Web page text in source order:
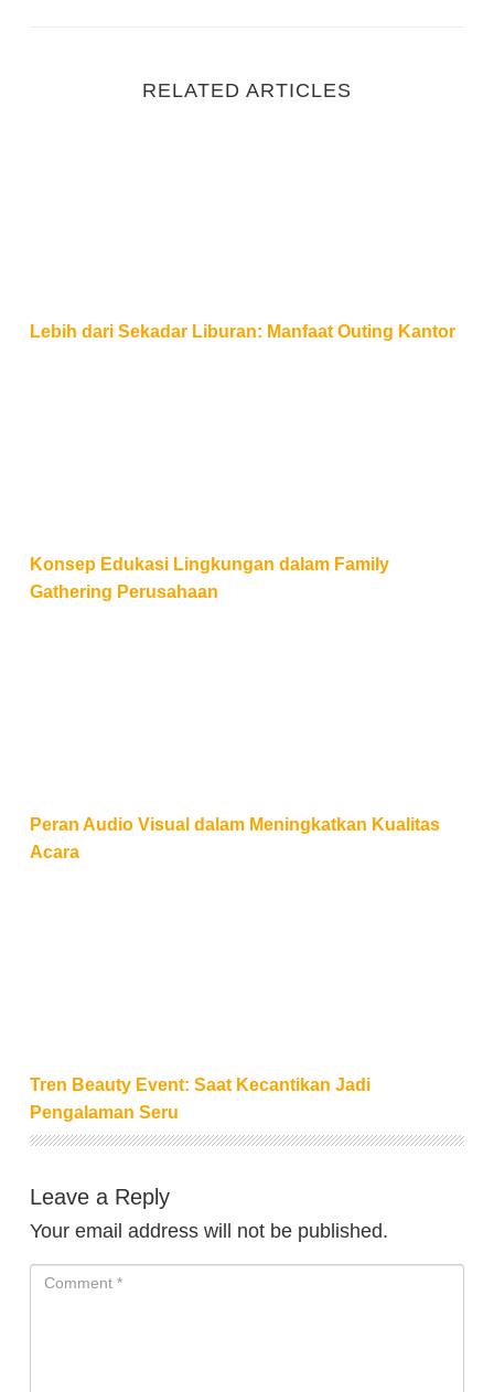
RELATED ARTICLES
Lebih dari Sekadar Liburan: Manfaat Outing Kantor
Konsep Edukasi Lingkungan dalam Family
Gathering Perusahaan
Peran Audio Visual dalam Meningkatkan Kualitas
Acara
Tren Beauty Event: Saat Kecantikan Jadi
Pengalaman Seru
Leave a Reply
Your email address will not be published.